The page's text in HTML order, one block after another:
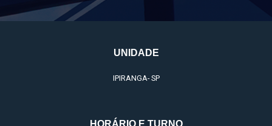
UNIDADE
IPIRANGA- SP
HORÁRIO E TURNO